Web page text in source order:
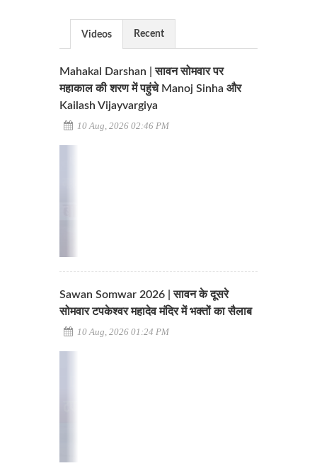
Videos Recent
Mahakal Darshan | सावन सोमवार पर
महाकाल की शरण में पहुंचे Manoj Sinha और
Kailash Vijayvargiya
10 Aug, 2026 02:46 PM
Sawan Somwar 2026 | सावन के दूसरे
सोमवार टपकेश्वर महादेव मंदिर में भक्तों का सैलाब
10 Aug, 2026 01:24 PM